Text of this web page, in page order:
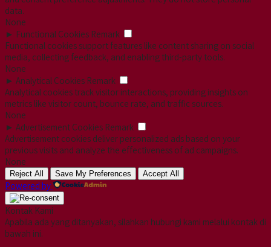
data.
None
► Functional Cookies Remark
Functional cookies support features like content sharing on social
media, collecting feedback, and enabling third-party tools.
None
► Analytical Cookies Remark
Analytical cookies track visitor interactions, providing insights on
metrics like visitor count, bounce rate, and traffic sources.
None
► Advertisement Cookies Remark
Advertisement cookies deliver personalized ads based on your
previous visits and analyze the effectiveness of ad campaigns.
None
Reject All Save My Preferences Accept All
Powered by
Kontak Kami
Apabila ada yang ditanyakan, silahkan hubungi kami melalui kontak di
bawah ini.